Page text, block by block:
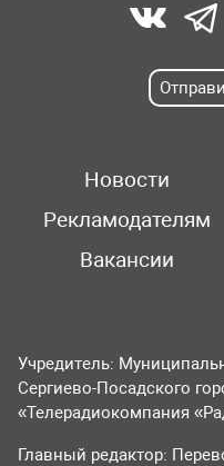
Новости
Рекламодателям
Вакансии
Учредитель:
Сергиево-Посадского
«Телерадиокомпания
Главный редактор: